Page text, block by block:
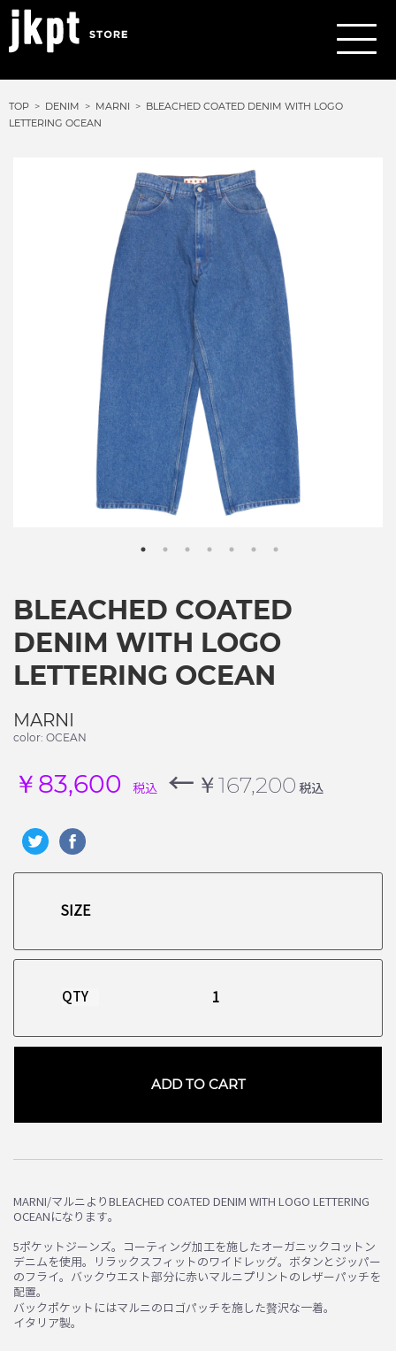
TOP DENIM MARNI
BLEACHED COATED DENIM WITH LOGO
LETTERING OCEAN
BLEACHED COATED
DENIM WITH LOGO
LETTERING OCEAN
MARNI
color: OCEAN
￥83,600 税込 ← ￥167,200 税込
QTY
ADD TO CART
MARNI/マルニよりBLEACHED COATED DENIM WITH LOGO LETTERING
OCEANになります。
5ポケットジーンズ。コーティング加工を施したオーガニックコットン
デニムを使用。リラックスフィットのワイドレッグ。ボタンとジッパー
のフライ。バックウエスト部分に赤いマルニプリントのレザーパッチを
配置。
バックポケットにはマルニのロゴパッチを施した贅沢な一着。
イタリア製。
お買い物を続ける カートへ進む